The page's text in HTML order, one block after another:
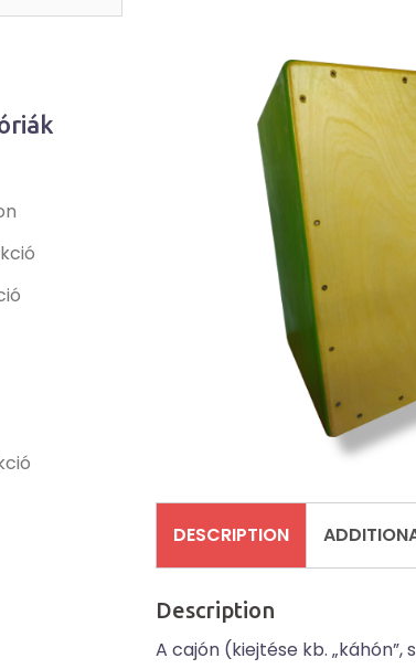
DESCRIPTION
Description
A cajón (kiejtése kb.